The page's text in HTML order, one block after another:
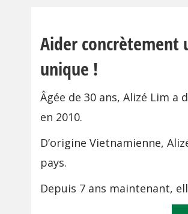
Aider concrètement
unique !
Âgée de 30 ans, Alizé Lim
en 2010.
D’origine Vietnamienne,
pays.
Depuis 7 ans maintenant,